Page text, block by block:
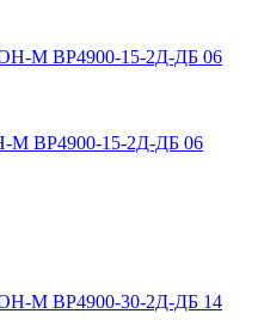
ВР4900-15-2Д-ДБ 06